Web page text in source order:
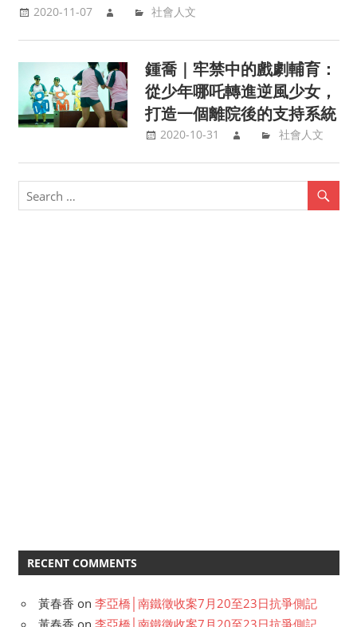
2020-11-07 社會人文
鍾喬｜牢禁中的戲劇輔育：
從少年哪吒轉進逆風少女，
打造一個離院後的支持系統
2020-10-31 社會人文
RECENT COMMENTS
黃春香 on 李亞橋│南鐵徵收案7月20至23日抗爭側記